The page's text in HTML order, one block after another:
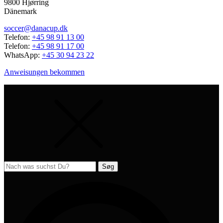
9800 Hjørring
Dänemark
soccer@danacup.dk
Telefon: +45 98 91 13 00
Telefon: +45 98 91 17 00
WhatsApp: +45 30 94 23 22
Anweisungen bekommen